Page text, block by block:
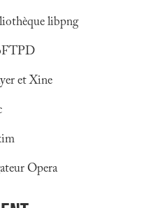
libpng
et Xine
Opera